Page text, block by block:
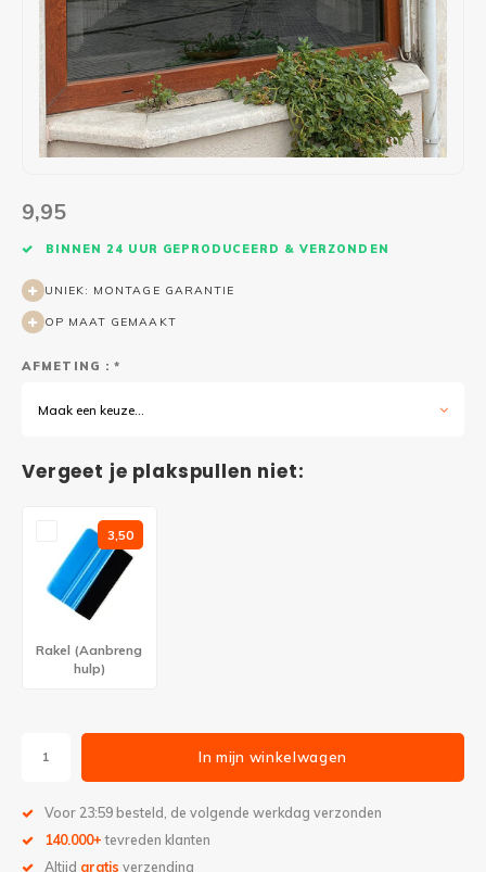
Sport
Wasruimte muurstickers
Badkamer
Steden
Tuin
Sport
Raamfolie bloemen
Badkamer folie
Glas in lood
Auto raamfolie
Zonwerende folie
Raamfolie dieren
Welkom thuis
Pensioen
Thema
Bedrijven
Trapstickers
Verjaardag
Plakspullen
Tuinposter
9,95
BINNEN 24 UUR GEPRODUCEERD & VERZONDEN
UNIEK: MONTAGE GARANTIE
OP MAAT GEMAAKT
AFMETING : *
Maak een keuze...
Vergeet je plakspullen niet:
3,50
Rakel (Aanbreng
hulp)
In mijn winkelwagen
Voor 23:59 besteld, de volgende werkdag verzonden
140.000+ tevreden klanten
Altijd gratis verzending